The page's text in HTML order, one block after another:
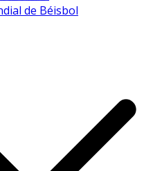
de Béisbol